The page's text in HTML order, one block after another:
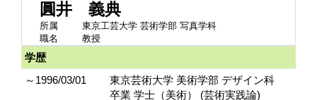
圓井 義典
所属
東京工芸大学 芸術学部 写真学科
職名
教授
学歴
～1996/03/01
東京芸術大学 美術学部 デザイン科
卒業 学士（美術） (芸術実践論)